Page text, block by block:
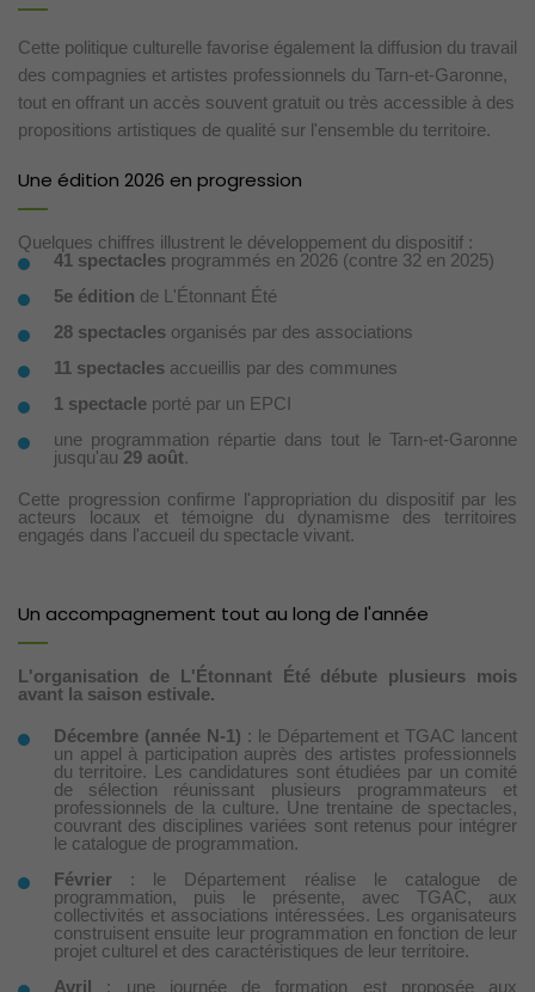
Cette politique culturelle favorise également la diffusion du travail
des compagnies et artistes professionnels du Tarn-et-Garonne,
tout en offrant un accès souvent gratuit ou très accessible à des
propositions artistiques de qualité sur l'ensemble du territoire.
Une édition 2026 en progression
Quelques chiffres illustrent le développement du dispositif :
41 spectacles programmés en 2026 (contre 32 en 2025)
5e édition de L'Étonnant Été
28 spectacles organisés par des associations
11 spectacles accueillis par des communes
1 spectacle porté par un EPCI
une programmation répartie dans tout le Tarn-et-Garonne
jusqu'au 29 août.
Cette progression confirme l'appropriation du dispositif par les
acteurs locaux et témoigne du dynamisme des territoires
engagés dans l'accueil du spectacle vivant.
Un accompagnement tout au long de l'année
L'organisation de L'Étonnant Été débute plusieurs mois
avant la saison estivale.
Décembre (année N-1) : le Département et TGAC lancent
un appel à participation auprès des artistes professionnels
du territoire. Les candidatures sont étudiées par un comité
de sélection réunissant plusieurs programmateurs et
professionnels de la culture. Une trentaine de spectacles,
couvrant des disciplines variées sont retenus pour intégrer
le catalogue de programmation.
Février : le Département réalise le catalogue de
programmation, puis le présente, avec TGAC, aux
collectivités et associations intéressées. Les organisateurs
construisent ensuite leur programmation en fonction de leur
projet culturel et des caractéristiques de leur territoire.
Avril
: une journée de formation est proposée aux